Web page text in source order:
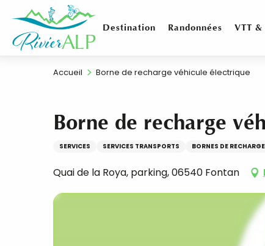
contenu
principal
Destination Randonnées VTT &
Accueil Borne de recharge véhicule électrique
Borne de recharge
SERVICES SERVICES TRANSPORTS BORNES DE
Quai de la Roya, parking, 06540 Fontan